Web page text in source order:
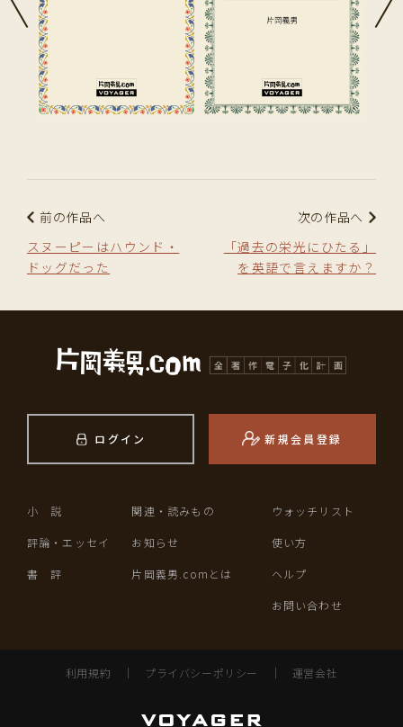
前の作品へ
スヌーピーはハウンド・
ドッグだった
次の作品へ
「過去の栄光にひたる」
を英語で言えますか？
ログイン 新規会員登録
小 説
評論・エッセイ
書 評
関連・読みもの
お知らせ
片岡義男.comとは
ウォッチリスト
使い方
ヘルプ
お問い合わせ
利用規約 ｜ プライバシーポリシー ｜ 運営会社